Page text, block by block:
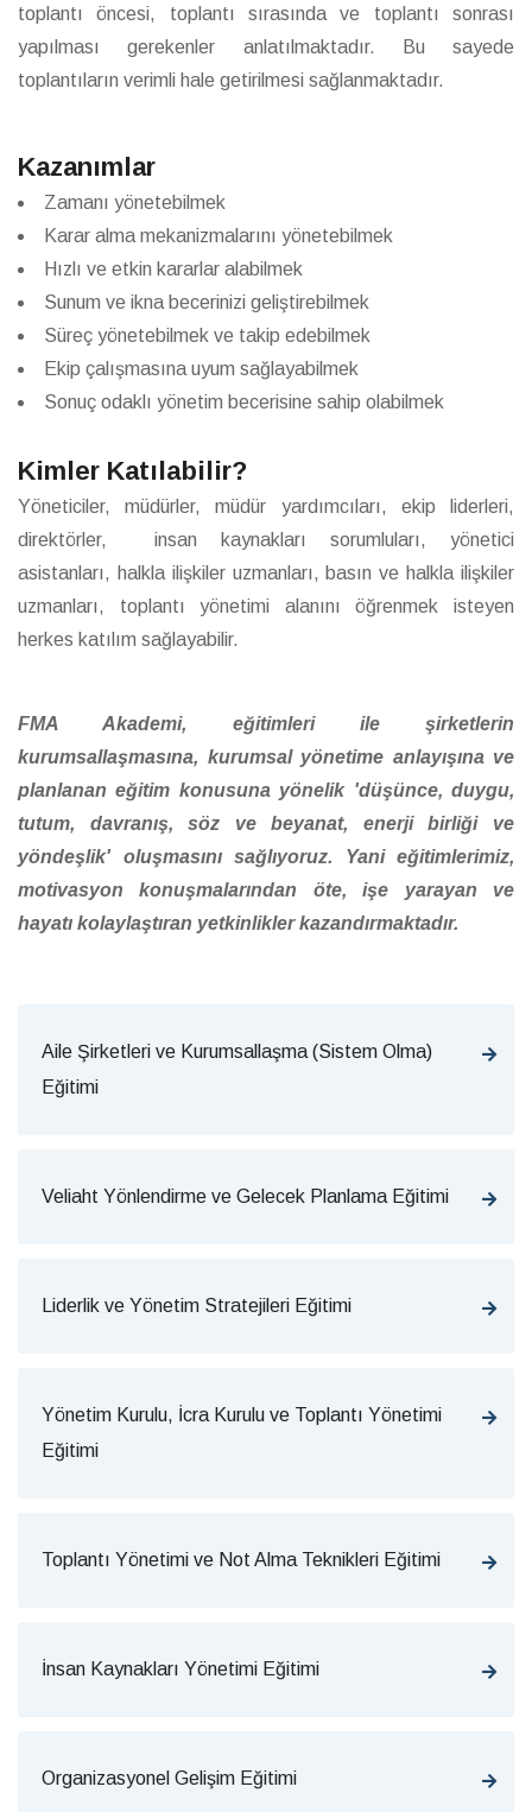
toplantı öncesi, toplantı sırasında ve toplantı sonrası
yapılması gerekenler anlatılmaktadır. Bu sayede
toplantıların verimli hale getirilmesi sağlanmaktadır.
Kazanımlar
Zamanı yönetebilmek
Karar alma mekanizmalarını yönetebilmek
Hızlı ve etkin kararlar alabilmek
Sunum ve ikna becerinizi geliştirebilmek
Süreç yönetebilmek ve takip edebilmek
Ekip çalışmasına uyum sağlayabilmek
Sonuç odaklı yönetim becerisine sahip olabilmek
Kimler Katılabilir?
Yöneticiler, müdürler, müdür yardımcıları, ekip liderleri,
direktörler, insan kaynakları sorumluları, yönetici
asistanları, halkla ilişkiler uzmanları, basın ve halkla ilişkiler
uzmanları, toplantı yönetimi alanını öğrenmek isteyen
herkes katılım sağlayabilir.
FMA Akademi, eğitimleri ile şirketlerin
kurumsallaşmasına, kurumsal yönetime anlayışına ve
planlanan eğitim konusuna yönelik 'düşünce, duygu,
tutum, davranış, söz ve beyanat, enerji birliği ve
yöndeşlik' oluşmasını sağlıyoruz. Yani eğitimlerimiz,
motivasyon konuşmalarından öte, işe yarayan ve
hayatı kolaylaştıran yetkinlikler kazandırmaktadır.
Aile Şirketleri ve Kurumsallaşma (Sistem Olma)
Eğitimi
Veliaht Yönlendirme ve Gelecek Planlama Eğitimi
Liderlik ve Yönetim Stratejileri Eğitimi
Yönetim Kurulu, İcra Kurulu ve Toplantı Yönetimi
Eğitimi
Toplantı Yönetimi ve Not Alma Teknikleri Eğitimi
İnsan Kaynakları Yönetimi Eğitimi
Organizasyonel Gelişim Eğitimi